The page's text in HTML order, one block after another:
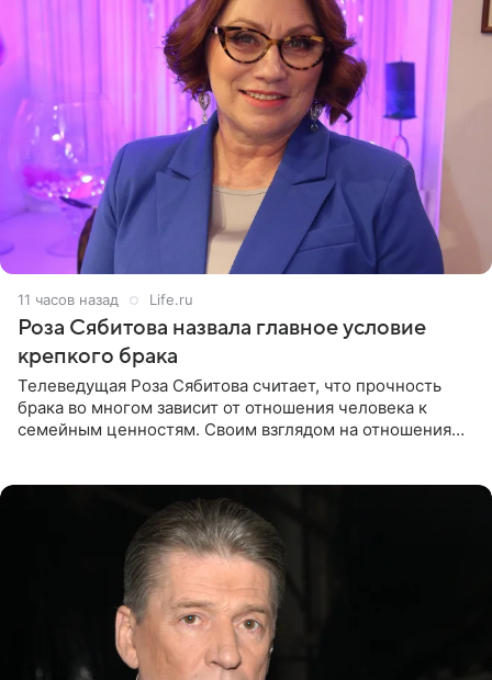
11 часов назад Life.ru
Роза Сябитова назвала главное условие
крепкого брака
Телеведущая Роза Сябитова считает, что прочность
брака во многом зависит от отношения человека к
семейным ценностям. Своим взглядом на отношения